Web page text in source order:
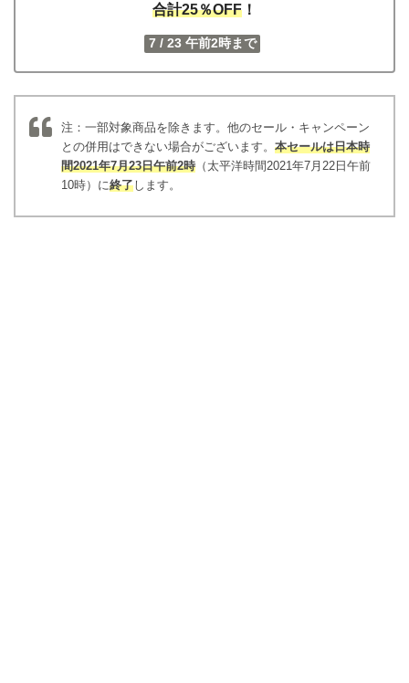
合計25％OFF ！
7 / 23 午前2時まで
注：一部対象商品を除きます。他のセール・キャンペーン
との併用はできない場合がございます。 本セールは日本時
間2021年7月23日午前2時 （太平洋時間2021年7月22日午前
10時）に終了します。